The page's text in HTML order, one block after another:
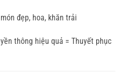
đẹp, hoa, khăn trải
thông hiệu quả = Thuyết phục